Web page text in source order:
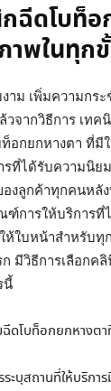
ฉีดโบท็
พในทุก
าม เพิ่มความกร
จากวิธีการ เทค
อกยกหางตา ที่มี
รที่ได้รับความนิย
งลูกค้าทุกคนหลั
ฑ์การให้บริการ
ห้ใบหน้าสำหรับทุ
มีวิธีการเลือกค
นี้
ดโบท็อกยกหางตา
ะบุสถานที่ให้บริกา